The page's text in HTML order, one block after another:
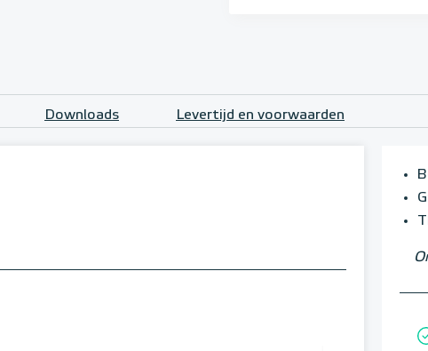
Downloads Levertijd en voorwaarden